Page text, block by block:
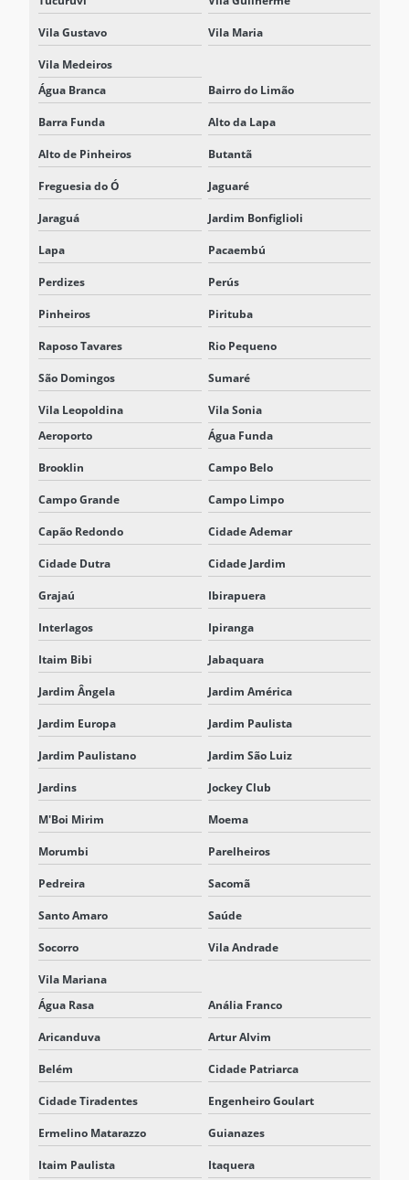
NOBREAK TRIFÁSICO 380V
NOBREAK UPS
NOBREAK VALOR
NOBREAKS
PROJETO DE SISTEMAS BESS
REPRESENTANTE DELTA ELECTRONICS
REPRESENTANTE DELTA ELECTRONICS SÃO PAULO
REPRESENTANTE DELTA NOBREAK
RETIFICADOR 125VCC
RETIFICADOR BATERIA
RETIFICADOR CARREGADOR
RETIFICADOR CARREGADOR 125VCC
RETIFICADOR CARREGADOR DE BATERIA
RETIFICADOR CARREGADOR CHAVEADO EM ALTA FREQUÊNCIA
RETIFICADOR CARREGADOR FLUTUADOR
RETIFICADOR INDUSTRIAL
RETIFICADOR TIRISTORIZADO
SISTEMA DE ARMAZENAMENTO DE ENERGIA
SISTEMA DE ARMAZENAMENTO DE ENERGIA EM BATERIA BESS
SISTEMA DE ARMAZENAMENTO DE ENERGIA EM BATERIAS
SISTEMA BESS
SISTEMA BESS BATERIAS
SISTEMA BESS PARA CENTROS LOGÍSTICOS
SISTEMA BESS PARA ELETROPOSTO
SISTEMA BESS INDUSTRIAL
SISTEMA DE ENERGIA PARA DATA CENTERS
SISTEMA ESS BESS
SISTEMA ESS ENERGIA
SISTEMA INTEGRADO DE ARMAZENAMENTO DE ENERGIA
SISTEMAS DE ARMAZENAMENTO DE ENERGIA ESS
Vila Gustavo Vila Maria
Vila Medeiros
Água Branca
Bairro do Limão
Barra Funda Alto da Lapa
Alto de Pinheiros Butantã
Freguesia do Ó Jaguaré
Jaraguá Jardim Bonfiglioli
Lapa Pacaembú
Perdizes Perús
Pinheiros Pirituba
Raposo Tavares Rio Pequeno
São Domingos Sumaré
Vila Leopoldina
Vila Sonia
Aeroporto
Água Funda
Brooklin Campo Belo
Campo Grande Campo Limpo
Capão Redondo Cidade Ademar
Cidade Dutra Cidade Jardim
Grajaú Ibirapuera
Interlagos Ipiranga
Itaim Bibi Jabaquara
Jardim Ângela Jardim América
Jardim Europa Jardim Paulista
Jardim Paulistano Jardim São Luiz
Jardins Jockey Club
M'Boi Mirim Moema
Morumbi Parelheiros
Pedreira Sacomã
Santo Amaro Saúde
Socorro Vila Andrade
Vila Mariana
Água Rasa
Anália Franco
Aricanduva Artur Alvim
Belém Cidade Patriarca
Cidade Tiradentes Engenheiro Goulart
Ermelino Matarazzo Guianazes
Itaim Paulista Itaquera